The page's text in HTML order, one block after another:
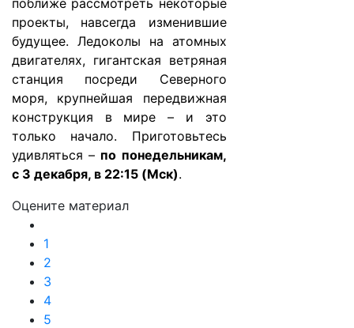
поближе рассмотреть некоторые
проекты, навсегда изменившие
будущее. Ледоколы на атомных
двигателях, гигантская ветряная
станция посреди Северного
моря, крупнейшая передвижная
конструкция в мире – и это
только начало. Приготовьтесь
удивляться – по понедельникам,
с 3 декабря, в 22:15 (Мск).
Оцените материал
1
2
3
4
5